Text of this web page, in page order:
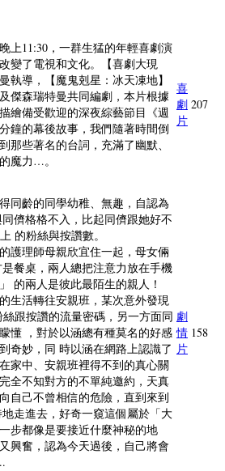
上11:30，一群生猛的年輕喜劇演
變了電視和文化。【喜劇大現
執導，【魔鬼剋星：冰天凍地】
傑森瑞特曼共同編劇，本片根據
繪備受歡迎的深夜綜藝節目《週
鐘的幕後故事，我們隨著時間倒
那些著名的台詞，充滿了幽默、
魔力…。
喜
劇
片
207
同齡的同學幼稚、無趣，自認為
儕格格不入，比起同儕跟她好不
的粉絲與按讚數。
護理師母親欣宜住一起，母女倆
餐桌，兩人總把注意力放在手機
的兩人是彼此最陌生的親人！
生活轉往安親班，某次意外發現
跟按讚的流量密碼，另一方面同
懂 ，對於以涵總有種莫名的好感
奇妙，同 時以涵在網路上認識了
家中、安親班裡得不到的真心關
全不知對方的不單純邀約，天真
自己不曾相信的危險，直到來到
走進去，好奇一窺這個屬於「大
步都像是要接近什麼神秘的地
興奮，認為今天過後，自己將會
劇
情
片
158